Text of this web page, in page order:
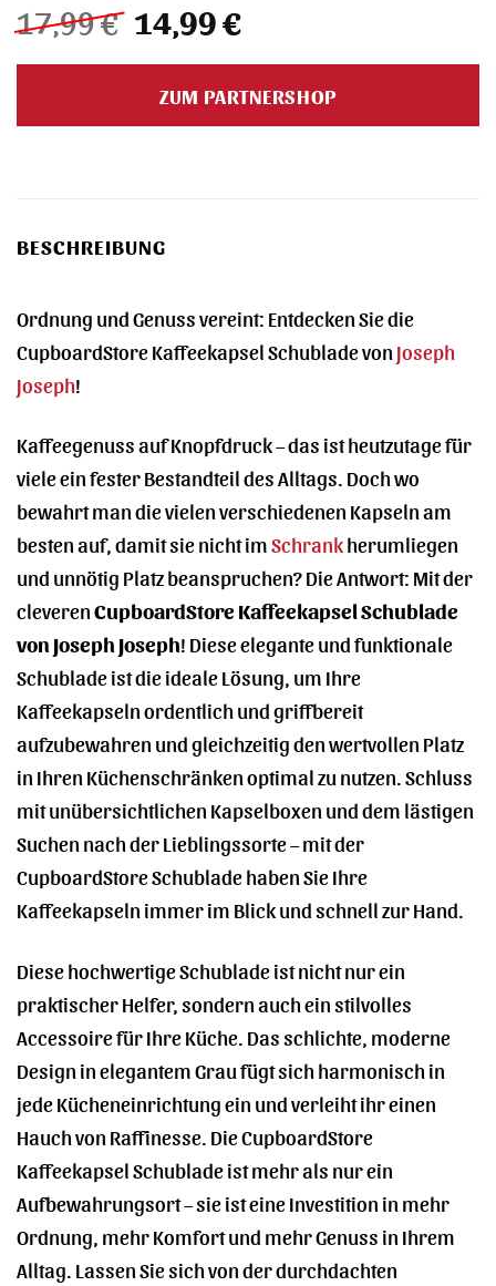
17,99€ Ursprünglicher
Preis
war:
17,99 €
14,99€Aktueller
ist:
14,99 €.
ZUM PARTNERSHOP
BESCHREIBUNG
Ordnung und Genuss vereint: Entdecken Sie die
CupboardStore Kaffeekapsel Schublade von Joseph
Joseph!
Kaffeegenuss auf Knopfdruck – das ist heutzutage für
viele ein fester Bestandteil des Alltags. Doch wo
bewahrt man die vielen verschiedenen Kapseln am
besten auf, damit sie nicht imSchrankherumliegen
und unnötig Platz beanspruchen? Die Antwort: Mit der
cleverenCupboardStore Kaffeekapsel Schublade
von Joseph Joseph! Diese elegante und funktionale
Schublade ist die ideale Lösung, um Ihre
Kaffeekapseln ordentlich und griffbereit
aufzubewahren und gleichzeitig den wertvollen Platz
in Ihren Küchenschränken optimal zu nutzen. Schluss
mit unübersichtlichen Kapselboxen und dem lästigen
Suchen nach der Lieblingssorte – mit der
CupboardStore Schublade haben Sie Ihre
Kaffeekapseln immer im Blick und schnell zur Hand.
Diese hochwertige Schublade ist nicht nur ein
praktischer Helfer, sondern auch ein stilvolles
Accessoire für Ihre Küche. Das schlichte, moderne
Design in elegantem Grau fügt sich harmonisch in
jede Kücheneinrichtung ein und verleiht ihr einen
Hauch von Raffinesse. Die CupboardStore
Kaffeekapsel Schublade ist mehr als nur ein
Aufbewahrungsort – sie ist eine Investition in mehr
Ordnung, mehr Komfort und mehr Genuss in Ihrem
Alltag. Lassen Sie sich von der durchdachten